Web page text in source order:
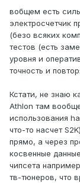
вобщем есть
электросчетчик
(безо всяких
тестов (есть
уровня и
точность и
Кстати, не знаю
Athlon там
использования
что-то насчет
прямо, а через
косвенные
чипсета
тв-тюнеров, что